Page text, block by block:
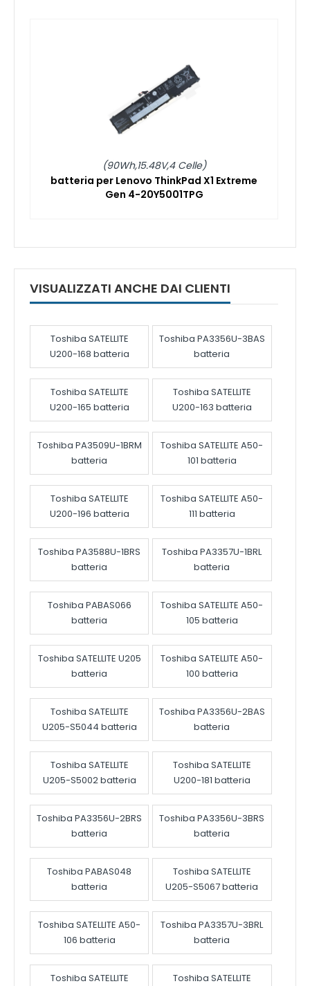
(90Wh,15.48V,4 Celle)
batteria per Lenovo ThinkPad X1 Extreme
Gen 4-20Y5001TPG
VISUALIZZATI ANCHE DAI CLIENTI
Toshiba SATELLITE
U200-168 batteria
Toshiba PA3356U-3BAS
batteria
Toshiba SATELLITE
U200-165 batteria
Toshiba SATELLITE
U200-163 batteria
Toshiba PA3509U-1BRM
batteria
Toshiba SATELLITE A50-
101 batteria
Toshiba SATELLITE
U200-196 batteria
Toshiba SATELLITE A50-
111 batteria
Toshiba PA3588U-1BRS
batteria
Toshiba PA3357U-1BRL
batteria
Toshiba PABAS066
batteria
Toshiba SATELLITE A50-
105 batteria
Toshiba SATELLITE U205
batteria
Toshiba SATELLITE A50-
100 batteria
Toshiba SATELLITE
U205-S5044 batteria
Toshiba PA3356U-2BAS
batteria
Toshiba SATELLITE
U205-S5002 batteria
Toshiba SATELLITE
U200-181 batteria
Toshiba PA3356U-2BRS
batteria
Toshiba PA3356U-3BRS
batteria
Toshiba PABAS048
batteria
Toshiba SATELLITE
U205-S5067 batteria
Toshiba SATELLITE A50-
106 batteria
Toshiba PA3357U-3BRL
batteria
Toshiba SATELLITE
Toshiba SATELLITE